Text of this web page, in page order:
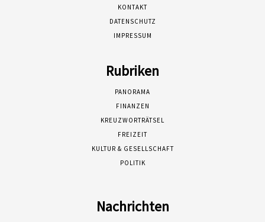
KONTAKT
DATENSCHUTZ
IMPRESSUM
Rubriken
PANORAMA
FINANZEN
KREUZWORTRÄTSEL
FREIZEIT
KULTUR & GESELLSCHAFT
POLITIK
Nachrichten